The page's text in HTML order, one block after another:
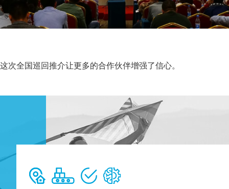
这次全国巡回推介让更多的合作伙伴增强了信心。